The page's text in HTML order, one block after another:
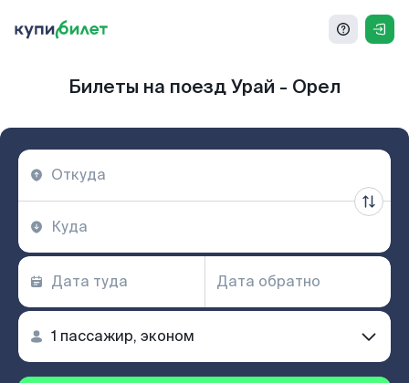
Билеты на поезд Урай - Орел